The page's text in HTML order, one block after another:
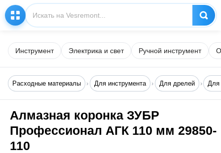
Инструмент Электрика и свет Ручной инструмент
Расходные материалы Для инструмента Для дрелей Для
Алмазная коронка ЗУБР
Профессионал АГК 110 мм 29850-
110